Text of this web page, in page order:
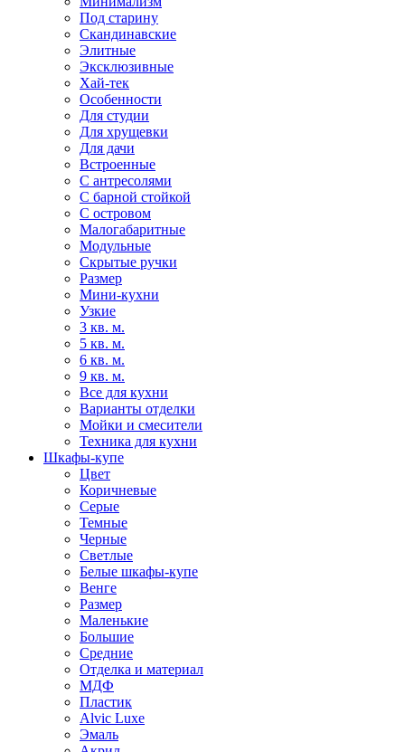
Под старину
Скандинавские
Элитные
Эксклюзивные
Хай-тек
Особенности
Для студии
Для хрущевки
Для дачи
Встроенные
С антресолями
С барной стойкой
С островом
Малогабаритные
Модульные
Скрытые ручки
Размер
Мини-кухни
Узкие
3 кв. м.
5 кв. м.
6 кв. м.
9 кв. м.
Все для кухни
Варианты отделки
Мойки и смесители
Техника для кухни
Шкафы-купе
Цвет
Коричневые
Серые
Темные
Черные
Светлые
Белые шкафы-купе
Венге
Размер
Маленькие
Большие
Средние
Отделка и материал
МДФ
Пластик
Alvic Luxe
Эмаль